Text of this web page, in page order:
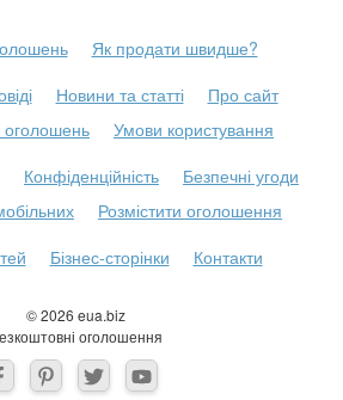
© 2026 eua.biz
оголошення
Як продати швидше?
Новини та статті
Про сайт
оголошень
Умови користування
Конфіденційність
Безпечні угоди
Розмістити оголошення
Бізнес-сторінки Контакти